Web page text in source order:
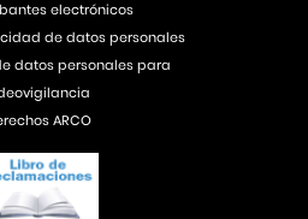
electrónicos
de datos personales
datos personales para
ARCO